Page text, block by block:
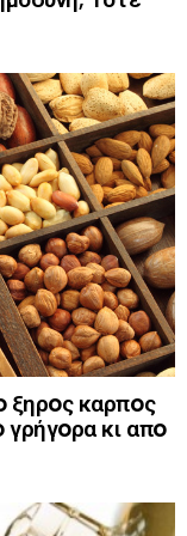
καρπoς
γρήγoρα κι απo